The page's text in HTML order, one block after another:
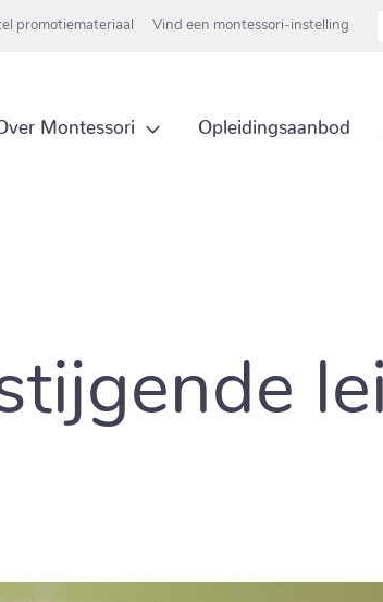
promotiemateriaal Vind een montessori-instelling
Montessori Opleidingsaanbod